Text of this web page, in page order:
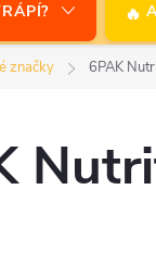
značky 6PAK